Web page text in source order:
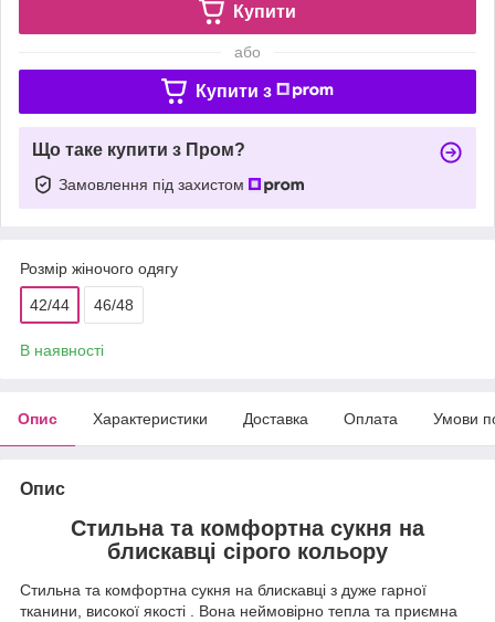
Купити
або
Купити з
Що таке купити з Пром?
Замовлення під захистом
Розмір жіночого одягу
42/44 46/48
В наявності
Опис Характеристики Доставка Оплата Умови
Опис
Стильна та комфортна сукня на
блискавці сірого кольору
Стильна та комфортна сукня на блискавці з дуже гарної
тканини, високої якості . Вона неймовірно тепла та приємна